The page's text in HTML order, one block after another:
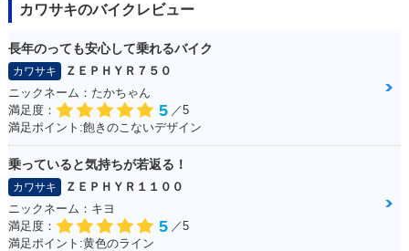
カワサキのバイクレビュー
長年のっても安心して乗れるバイク
カワサキ
ＺＥＰＨＹＲ７５０
ニックネーム：たかちゃん
満足度：
5 ／5
満足ポイント:飽きのこないデザイン
乗っていると気持ちが若返る！
カワサキ
ＺＥＰＨＹＲ１１００
ニックネーム：キヨ
満足度：
5 ／5
満足ポイント:黄色のライン